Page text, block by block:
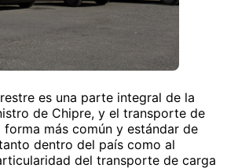
es una parte integral de la
de Chipre, y el transporte de
forma más común y estándar de
dentro del país como al
del transporte de carga